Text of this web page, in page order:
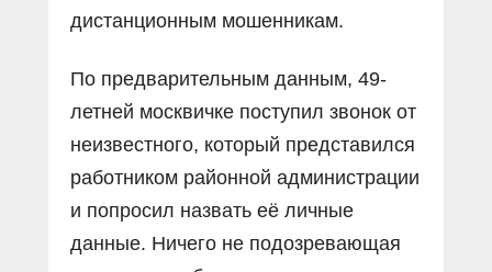
дистанционным мошенникам.
По предварительным данным, 49-
летней москвичке поступил звонок от
неизвестного, который представился
работником районной администрации
и попросил назвать её личные
данные. Ничего не подозревающая